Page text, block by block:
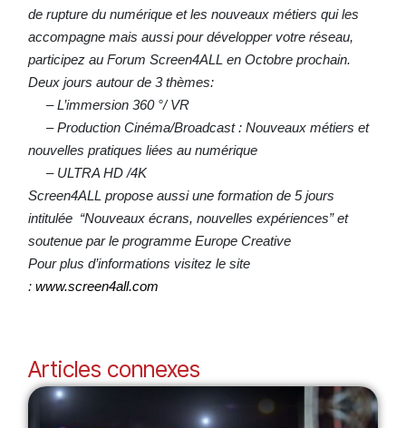
de rupture du numérique et les nouveaux métiers qui les
accompagne mais aussi pour développer votre réseau,
participez au Forum Screen4ALL en Octobre prochain.
Deux jours autour de 3 thèmes:
– L’immersion 360 °/ VR
– Production Cinéma/Broadcast : Nouveaux métiers et
nouvelles pratiques liées au numérique
– ULTRA HD /4K
Screen4ALL propose aussi une formation de 5 jours
intitulée “Nouveaux écrans, nouvelles expériences” et
soutenue par le programme Europe Creative
Pour plus d’informations visitez le site
: www.screen4all.com
Articles connexes